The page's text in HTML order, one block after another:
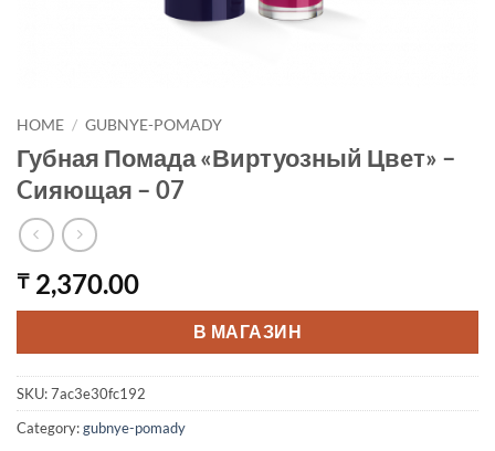
HOME / GUBNYE-POMADY
Губная Помада «Виртуозный Цвет» –
Cияющая – 07
₸ 2,370.00
В МАГАЗИН
SKU:7ac3e30fc192
Category:gubnye-pomady